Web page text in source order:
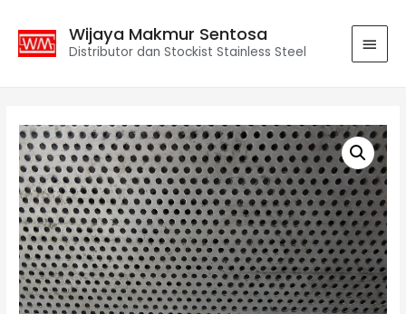
Wijaya Makmur Sentosa
Distributor dan Stockist Stainless Steel